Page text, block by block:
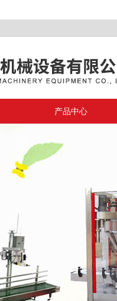
产品中心